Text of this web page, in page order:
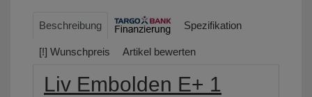
Beschreibung Spezifikation
[!] Wunschpreis Artikel bewerten
Liv Embolden E+ 1